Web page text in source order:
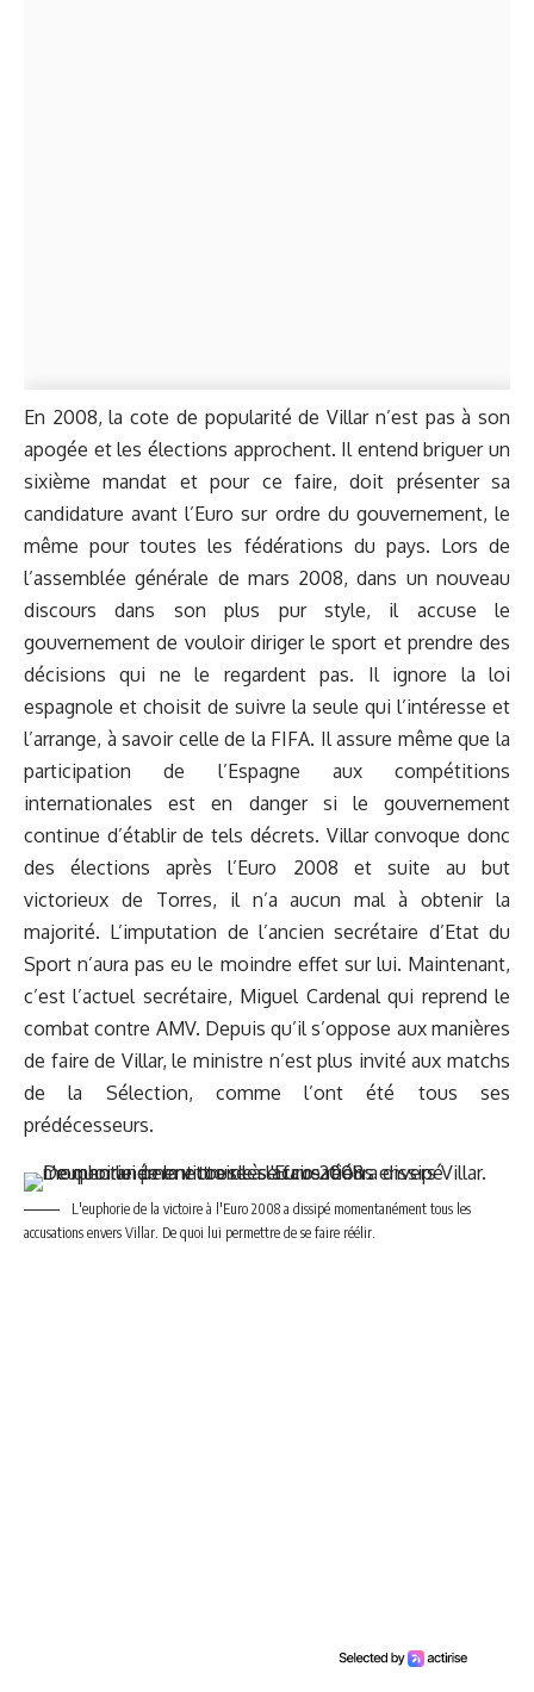
En 2008, la cote de popularité de Villar n’est pas à son
apogée et les élections approchent. Il entend briguer un
sixième mandat et pour ce faire, doit présenter sa
candidature avant l’Euro sur ordre du gouvernement, le
même pour toutes les fédérations du pays. Lors de
l’assemblée générale de mars 2008, dans un nouveau
discours dans son plus pur style, il accuse le
gouvernement de vouloir diriger le sport et prendre des
décisions qui ne le regardent pas. Il ignore la loi
espagnole et choisit de suivre la seule qui l’intéresse et
l’arrange, à savoir celle de la FIFA. Il assure même que la
participation de l’Espagne aux compétitions
internationales est en danger si le gouvernement
continue d’établir de tels décrets. Villar convoque donc
des élections après l’Euro 2008 et suite au but
victorieux de Torres, il n’a aucun mal à obtenir la
majorité. L’imputation de l’ancien secrétaire d’Etat du
Sport n’aura pas eu le moindre effet sur lui. Maintenant,
c’est l’actuel secrétaire, Miguel Cardenal qui reprend le
combat contre AMV. Depuis qu’il s’oppose aux manières
de faire de Villar, le ministre n’est plus invité aux matchs
de la Sélection, comme l’ont été tous ses
prédécesseurs.
L'euphorie de la victoire à l'Euro 2008 a dissipé momentanément tous les
accusations envers Villar. De quoi lui permettre de se faire réélir.